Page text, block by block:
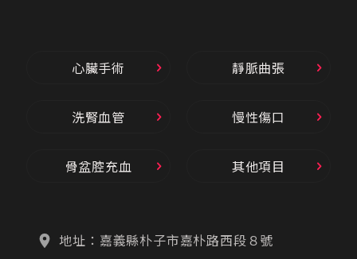
心臟手術 靜脈曲張
洗腎血管 慢性傷口
骨盆腔充血 其他項目
地址： 嘉義縣朴子市嘉朴路西段８號